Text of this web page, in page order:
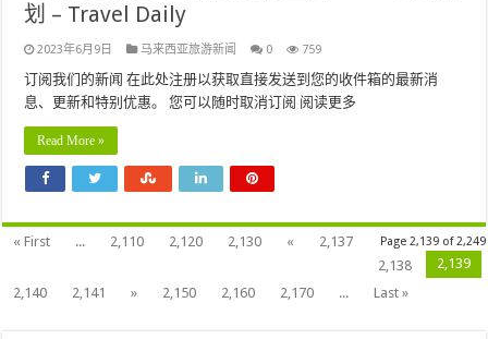
划 – Travel Daily
2023年6月9日 马来西亚旅游新闻 0 759
订阅我们的新闻 在此处注册以获取直接发送到您的收件箱的最新消
息、更新和特别优惠。 您可以随时取消订阅 阅读更多
Read More »
Page 2,139 of 2,249
« First ... 2,110 2,120 2,130 «
2,137
2,138
2,139
2,140
2,141 » 2,150 2,160 2,170 ... Last »